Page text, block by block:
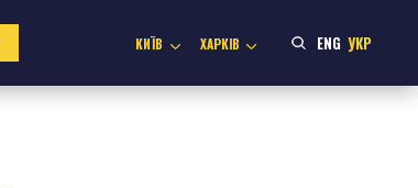
КИЇВ ХАРКІВ ENG УКР